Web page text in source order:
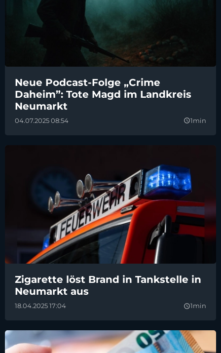
Neue Podcast-Folge „Crime
Daheim”: Tote Magd im Landkreis
Neumarkt
04.07.2025 08:54 query_builder1min
Zigarette löst Brand in Tankstelle in
Neumarkt aus
18.04.2025 17:04 query_builder1min